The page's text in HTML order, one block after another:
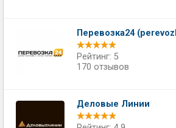
Перевозка24
Рейтинг: 5
170 отзывов
Деловые Линии